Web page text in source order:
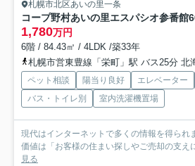
札幌市北区あいの里一条
コープ野村あいの里エスパシオ参番館
1,780万円
6階 / 84.43㎡ / 4LDK /築33年
札幌市営東豊線「栄町」駅 バス25分 北海道中央バス
ペット相談 陽当り良好 エレベーター
バス・トイレ別
室内洗濯機置場
現代はインターネットで多くの情報を得られ
価値は「お客様の住まい探しやご売却の支え
見る